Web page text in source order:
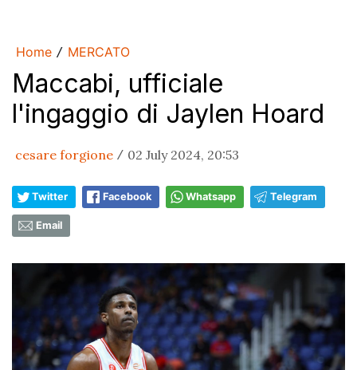
Home / MERCATO
Maccabi, ufficiale
l'ingaggio di Jaylen Hoard
cesare forgione / 02 July 2024, 20:53
Twitter Facebook Whatsapp Telegram
Email